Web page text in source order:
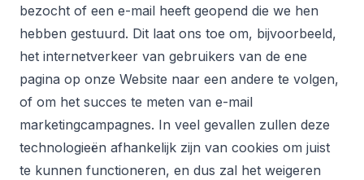
bezocht of een e-mail heeft geopend die we hen
hebben gestuurd. Dit laat ons toe om, bijvoorbeeld,
het internetverkeer van gebruikers van de ene
pagina op onze Website naar een andere te volgen,
of om het succes te meten van e-mail
marketingcampagnes. In veel gevallen zullen deze
technologieën afhankelijk zijn van cookies om juist
te kunnen functioneren, en dus zal het weigeren